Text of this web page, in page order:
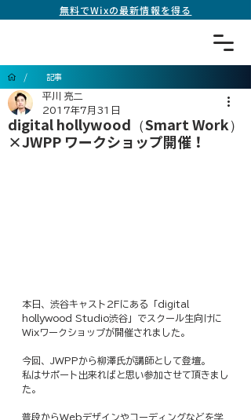
無料でWixの最新情報を得る
/ 記事
digital hollywood（Smart Work）
×JWPP ワークショップ開催！
平川 亮二
2017年7月31日
本日、渋谷キャスト2Fにある「digital
hollywood Studio渋谷」でスクール生向けに
Wixワークショップが開催されました。
今回、JWPPから柳澤氏が講師として登壇。
私はサポート出来ればと思い参加させて頂きまし
た。
普段からWebデザインやコーディングなどを学